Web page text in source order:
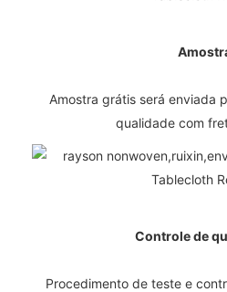
Amostra grátis será enviada
qualidade com
Controle de
Procedimento de teste e